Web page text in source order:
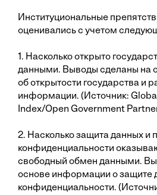
Институциональные
оценивались с учетом
1. Насколько открыто
данными. Выводы сделаны на
об открытости государства и
информации. (Источник:
Index/Open Government
2. Насколько защита данных и
конфиденциальности
свободный обмен данными.
основе информации о защите
конфиденциальности.